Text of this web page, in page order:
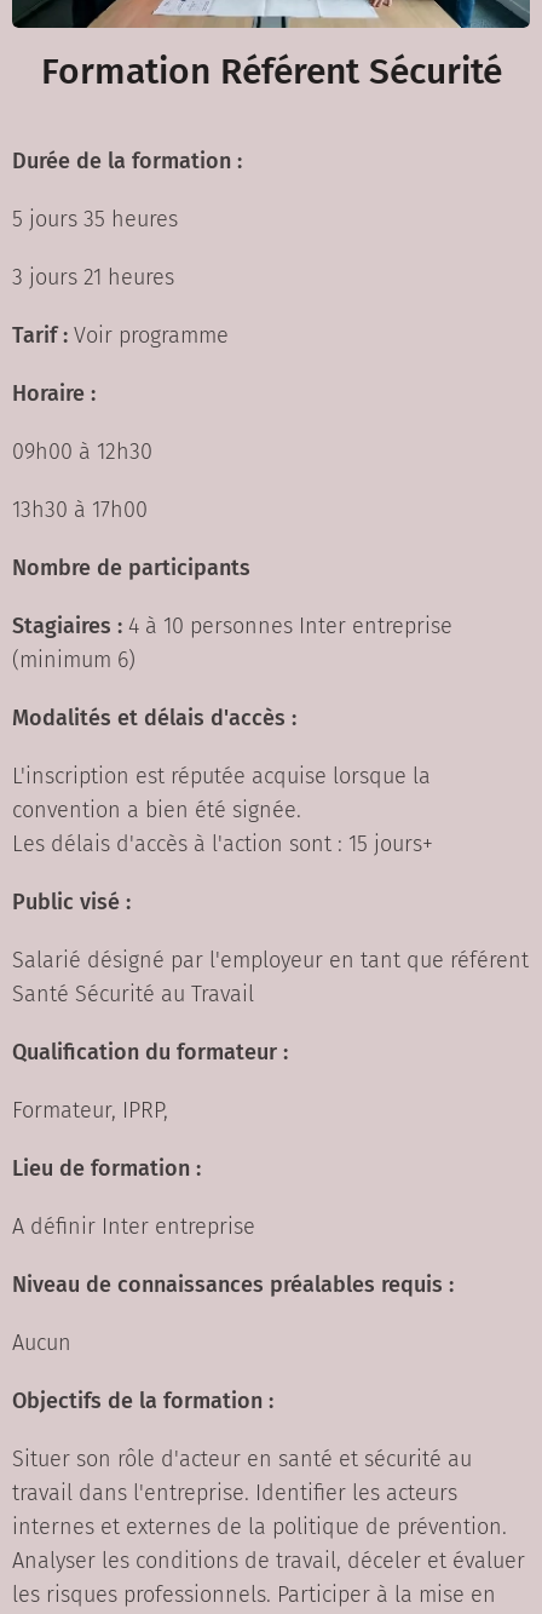
Formation Référent Sécurité
Durée de la formation :
5 jours 35 heures
3 jours 21 heures
Tarif : Voir programme
Horaire :
09h00 à 12h30
13h30 à 17h00
Nombre de participants
Stagiaires : 4 à 10 personnes Inter entreprise
(minimum 6)
Modalités et délais d'accès :
L'inscription est réputée acquise lorsque la
convention a bien été signée.
Les délais d'accès à l'action sont : 15 jours+
Public visé :
Salarié désigné par l'employeur en tant que référent
Santé Sécurité au Travail
Qualification du formateur :
Formateur, IPRP,
Lieu de formation :
A définir Inter entreprise
Niveau de connaissances préalables requis :
Aucun
Objectifs de la formation :
Situer son rôle d'acteur en santé et sécurité au
travail dans l'entreprise. Identifier les acteurs
internes et externes de la politique de prévention.
Analyser les conditions de travail, déceler et évaluer
les risques professionnels. Participer à la mise en